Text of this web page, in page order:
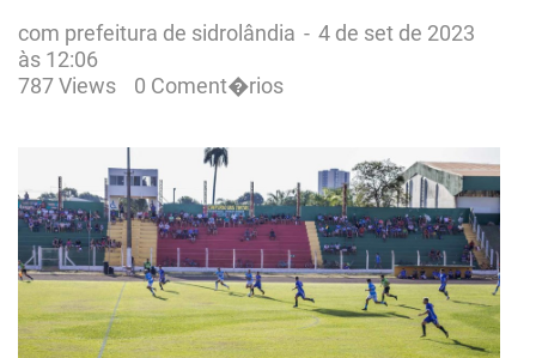
com prefeitura de sidrolândia - 4 de set de 2023
às 12:06
787 Views
0 Coment�rios